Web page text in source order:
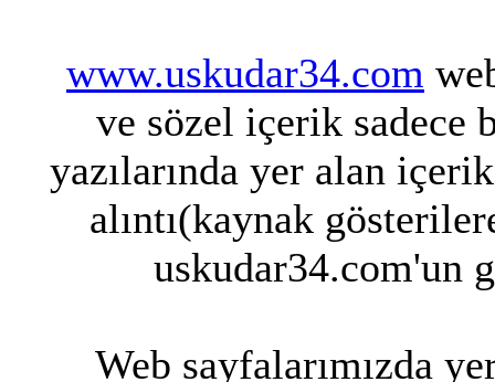
www.uskudar34.com
ve sözel içerik sadece
yazılarında yer alan
alıntı(kaynak
uskudar34.com'un
Web sayfalarımızda